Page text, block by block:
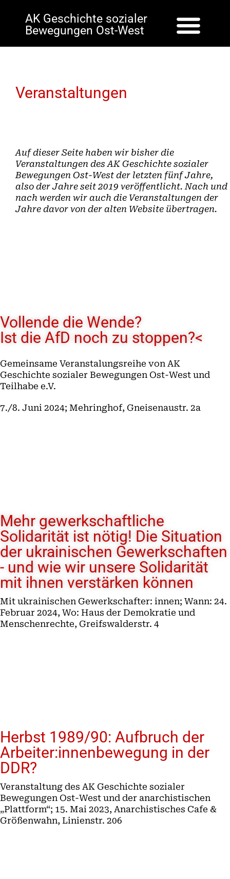
AK Geschichte sozialer
Bewegungen Ost-West
Veranstaltungen
Auf dieser Seite haben wir bisher die
Veranstaltungen des AK Geschichte sozialer
Bewegungen Ost-West der letzten fünf Jahre,
also der Jahre seit 2019 veröffentlicht. Nach und
nach werden wir auch die Veranstaltungen der
Jahre davor von der alten Website übertragen.
Vollende die Wende?
Ist die AfD noch zu stoppen?<
Gemeinsame Veranstalungsreihe von AK
Geschichte sozialer Bewegungen Ost-West und
Teilhabe e.V.
7./8. Juni 2024; Mehringhof, Gneisenaustr. 2a
Mehr gewerkschaftliche
Solidarität ist nötig! Die Situation
der ukrainischen Gewerkschaften
- und wie wir unsere Solidarität
mit ihnen verstärken können
Mit ukrainischen Gewerkschafter: innen; Wann: 24.
Februar 2024, Wo: Haus der Demokratie und
Menschenrechte, Greifswalderstr. 4
Herbst 1989/90: Aufbruch der
Arbeiter:innenbewegung in der
DDR?
Veranstaltung des AK Geschichte sozialer
Bewegungen Ost-West und der anarchistischen
„Plattform“; 15. Mai 2023, Anarchistisches Cafe &
Größenwahn, Linienstr. 206